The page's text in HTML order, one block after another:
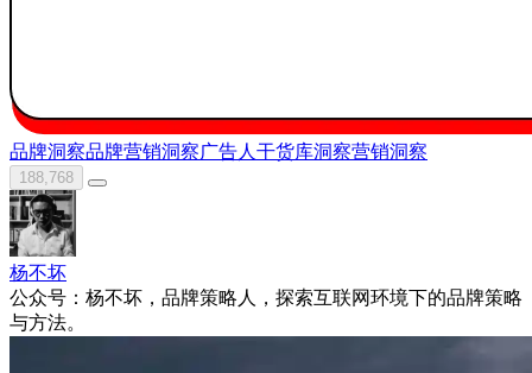
品牌洞察品牌营销洞察广告人干货库洞察营销洞察
188,768
杨不坏
公众号：杨不坏，品牌策略人，探索互联网环境下的品牌策略
与方法。